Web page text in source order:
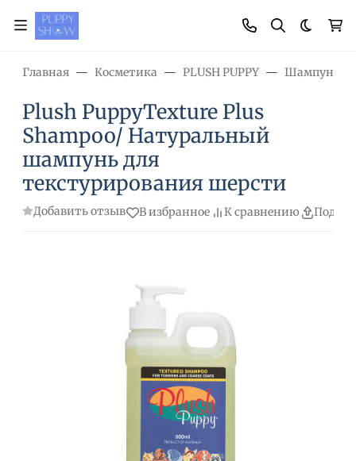
Главная Косметика PLUSH PUPPY Шампуни
Plush PuppyTexture Plus
Shampoo/ Натуральный
шампунь для
текстурирования шерсти
Добавить отзыв В избранное К сравнению